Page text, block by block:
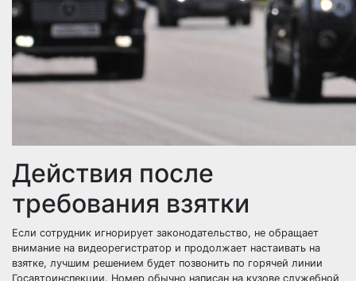
Действия после
требования взятки
Если сотрудник игнорирует законодательство, не обращает
внимание на видеорегистратор и продолжает настаивать на
взятке, лучшим решением будет позвонить по горячей линии
Госавтоинспекции. Номер обычно написан на кузове служебной